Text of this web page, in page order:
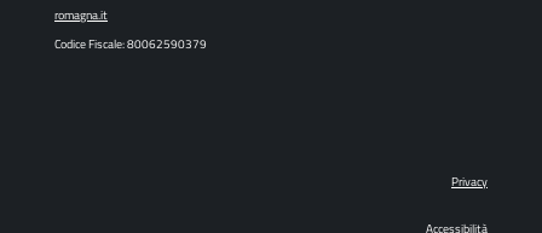
romagna.it
Codice Fiscale: 80062590379
Privacy
Accessibilità